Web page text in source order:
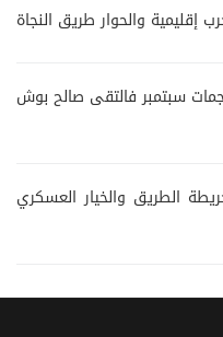
إقليمية والحوار طريق النجاة
سبتمبر فالتقى صالح بوش
الطريق والخيار العسكري